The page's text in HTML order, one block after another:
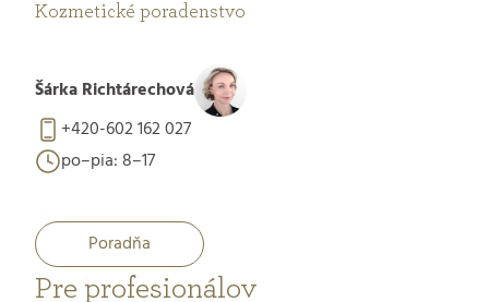
Kozmetické poradenstvo
Šárka Richtárechová
+420-602 162 027
po–pia: 8–17
Poradňa
Pre profesionálov